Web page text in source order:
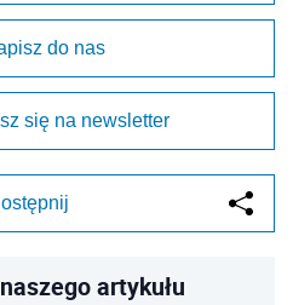
do nas
się na newsletter
artykułu